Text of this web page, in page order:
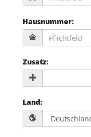
Hausnummer:
Zusatz:
Land: